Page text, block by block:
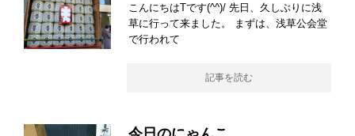
こんにちはTです(^^)/ 先日、久しぶりに浅
草に行って来ました。 まずは、浅草公会堂
で行われて
記事を読む